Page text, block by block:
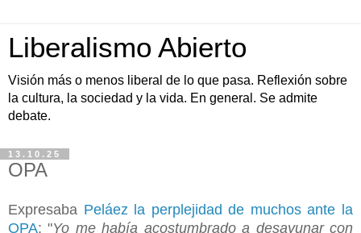
Liberalismo Abierto
Visión más o menos liberal de lo que pasa. Reflexión sobre
la cultura, la sociedad y la vida. En general. Se admite
debate.
13.10.25
OPA
Expresaba Peláez la perplejidad de muchos ante la
OPA: "Yo me había acostumbrado a desayunar con